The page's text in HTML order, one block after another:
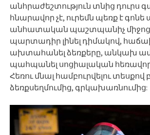
անհրաժեշտություն տնից դուրս
հնարավոր չէ, ուրեմն պեռք է
անհատական պաշտպանիչ
պարտադիր լինել դիմակով,
ախտահանել ձեռքերը, անկախ
պահպանել սոցիալական
Հեռու մնալ համբուրվելու
ձեռքսեղմումից, գրկախառնումից: